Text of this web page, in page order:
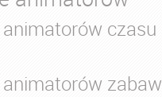
czasu
zabaw